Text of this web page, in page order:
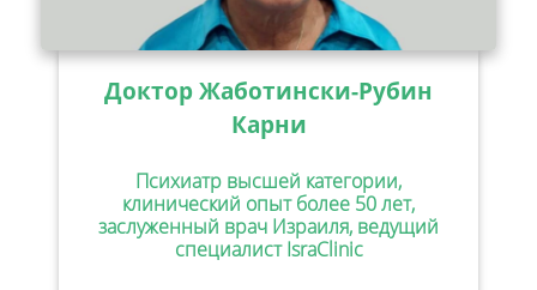
Доктор Жаботински-Рубин
Карни
Психиатр высшей категории,
клинический опыт более 50 лет,
заслуженный врач Израиля, ведущий
специалист IsraClinic